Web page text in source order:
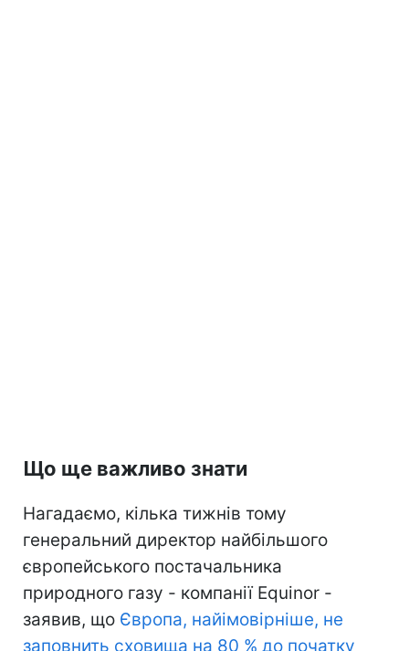
Що ще важливо знати
Нагадаємо, кілька тижнів тому
генеральний директор найбільшого
європейського постачальника
природного газу - компанії Equinor -
заявив, що Європа, найімовірніше, не
заповнить сховища на 80 % до початку